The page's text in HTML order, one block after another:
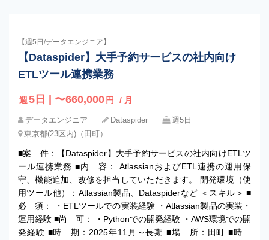
【週5日/データエンジニア】
【Dataspider】大手予約サービスの社内向け
ETLツール連携業務
週 5日 | 〜660,000 円 / 月
データエンジニア Dataspider
週5日
東京都(23区内)（田町）
■案 件：【Dataspider】大手予約サービスの社内向けETLツ
ール連携業務 ■内 容： AtlassianおよびETL連携の運用保
守、機能追加、改修を担当していただきます。 開発環境（使
用ツール他）：Atlassian製品、Dataspiderなど ＜スキル＞ ■
必 須： ・ETLツールでの実装経験 ・Atlassian製品の実装・
運用経験 ■尚 可： ・Pythonでの開発経験 ・AWS環境での開
発経験 ■時 期：2025年11月～長期 ■場 所：田町 ■時